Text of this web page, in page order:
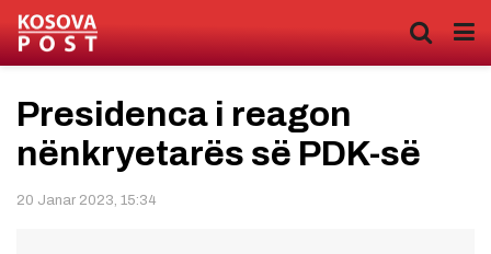
Presidenca i reagon
nënkryetarës së PDK-së
20 Janar 2023, 15:34